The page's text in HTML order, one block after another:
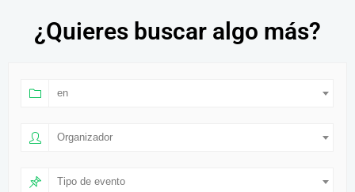
¿Quieres buscar algo más?
en
Organizador
Tipo de evento